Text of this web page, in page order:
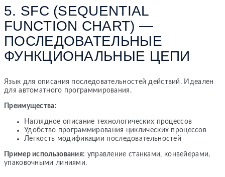
5. SFC (SEQUENTIAL
FUNCTION CHART) —
ПОСЛЕДОВАТЕЛЬНЫЕ
ФУНКЦИОНАЛЬНЫЕ ЦЕПИ
Язык для описания последовательностей действий. Идеален
для автоматного программирования.
Преимущества:
Наглядное описание технологических процессов
Удобство программирования циклических процессов
Легкость модификации последовательностей
Пример использования: управление станками, конвейерами,
упаковочными линиями.